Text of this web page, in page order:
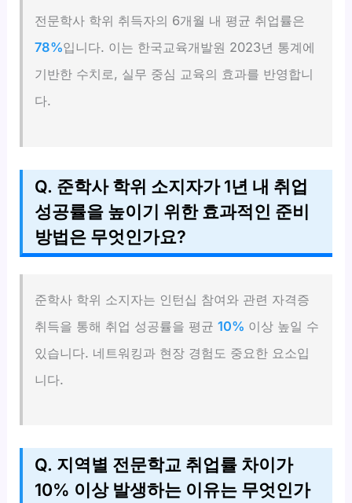
전문학사 학위 취득자의 6개월 내 평균 취업률은
78%입니다. 이는 한국교육개발원 2023년 통계에
기반한 수치로, 실무 중심 교육의 효과를 반영합니
다.
Q. 준학사 학위 소지자가 1년 내 취업
성공률을 높이기 위한 효과적인 준비
방법은 무엇인가요?
준학사 학위 소지자는 인턴십 참여와 관련 자격증
취득을 통해 취업 성공률을 평균10% 이상 높일 수
있습니다. 네트워킹과 현장 경험도 중요한 요소입
니다.
Q. 지역별 전문학교 취업률 차이가
10% 이상 발생하는 이유는 무엇인가